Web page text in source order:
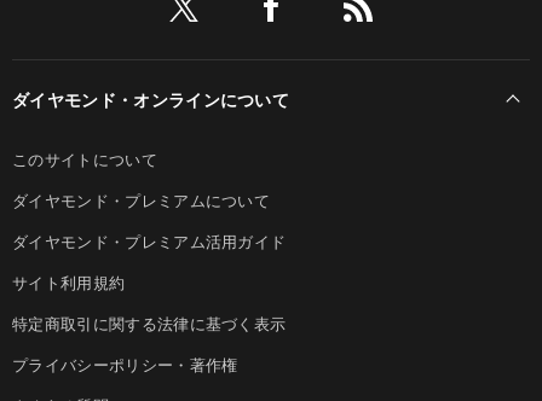
ダイヤモンド・オンラインについて
このサイトについて
ダイヤモンド・プレミアムについて
ダイヤモンド・プレミアム活用ガイド
サイト利用規約
特定商取引に関する法律に基づく表示
プライバシーポリシー・著作権